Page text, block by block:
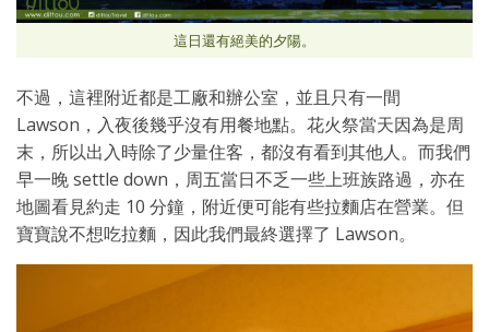
這日還有絕美的夕陽。
不過，這裡附近都是工廠和辦公室，並且只有一間
Lawson，入夜後幾乎沒有用餐地點。花火祭當天因為是周
末，所以出入時除了少量住客，都沒有看到其他人。而我們
早一晚 settle down，周五當日不乏一些上班族路過，亦在
地圖看見約走 10 分鐘，附近便可能有些拉麵店在營業。但
寶寶說不想吃拉麵，因此我們最終選擇了 Lawson。